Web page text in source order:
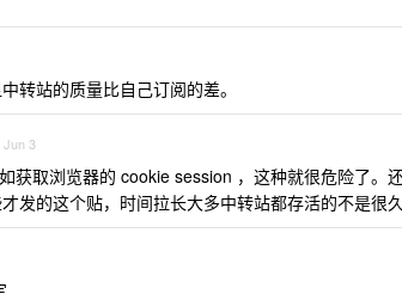
转站的质量比自己订阅的差。
Jun 3
获取浏览器的 cookie session ，这种就很危险了。
发的这个贴，时间拉长大多中转站都存活的不是很久